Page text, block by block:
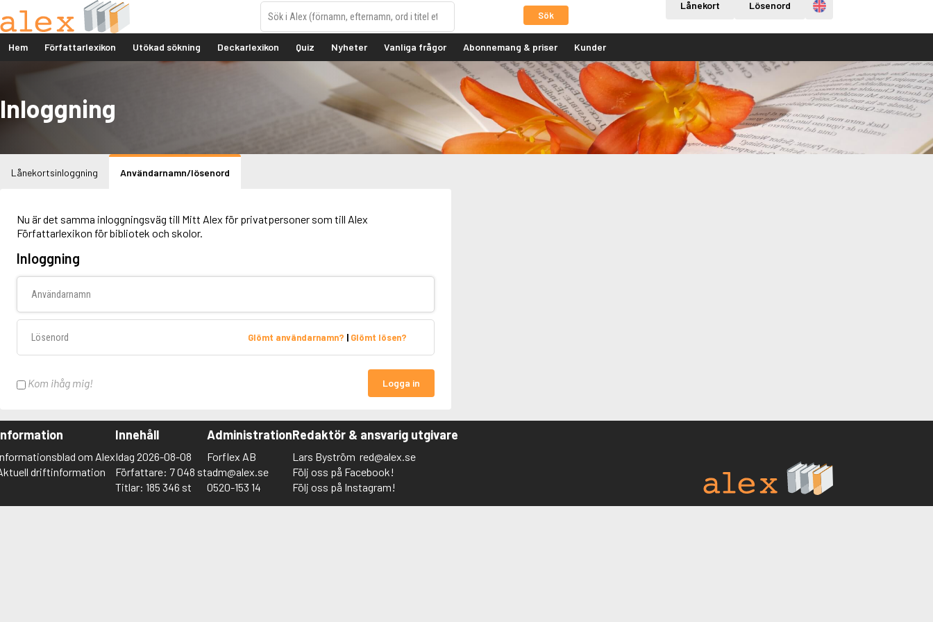
Sök
Lånekort Lösenord Engelska
Hem Författarlexikon Utökad sökning Deckarlexikon Quiz Nyheter Vanliga frågor Abonnemang & priser Kunder
Inloggning
Lånekortsinloggning Användarnamn/lösenord
Nu är det samma inloggningsväg till Mitt Alex för privatpersoner som till Alex
Författarlexikon för bibliotek och skolor.
Inloggning
Glömt användarnamn? | Glömt lösen?
Kom ihåg mig! Logga in
om Alex
driftinformation
Innehåll
Idag 2026-08-08
Författare: 7 048 st
Titlar: 185 346 st
Administration
Forflex AB
adm@alex.se
0520-153 14
Redaktör & ansvarig utgivare
Lars Byström red@alex.se
Följ oss på Facebook!
Följ oss på Instagram!